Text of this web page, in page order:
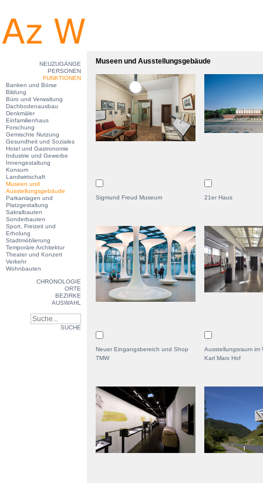
NEUZUGÄNGE
PERSONEN
FUNKTIONEN
Banken und Börse
Bildung
Büro und Verwaltung
Dachbodenausbau
Denkmäler
Einfamilienhaus
Forschung
Gemischte Nutzung
Gesundheit und Soziales
Hotel und Gastronomie
Industrie und Gewerbe
Innengestaltung
Konsum
Landwirtschaft
Museen und
Ausstellungsgebäude
Parkanlagen und
Platzgestaltung
Sakralbauten
Sonderbauten
Sport, Freizeit und
Erholung
Stadtmöblierung
Temporäre Architektur
Theater und Konzert
Verkehr
Wohnbauten
CHRONOLOGIE
ORTE
BEZIRKE
AUSWAHL
SUCHE
Museen und Ausstellungsgebäude
Sigmund Freud Museum 21er Haus
Neuer Eingangsbereich und Shop
TMW
Ausstellungsraum im
Karl Marx Hof